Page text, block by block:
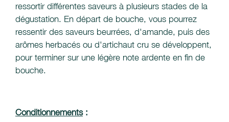
ressortir différentes saveurs à plusieurs stades de la
dégustation. En départ de bouche, vous pourrez
ressentir des saveurs beurrées, d'amande, puis des
arômes herbacés ou d'artichaut cru se développent,
pour terminer sur une légère note ardente en fin de
bouche.
Conditionnements: